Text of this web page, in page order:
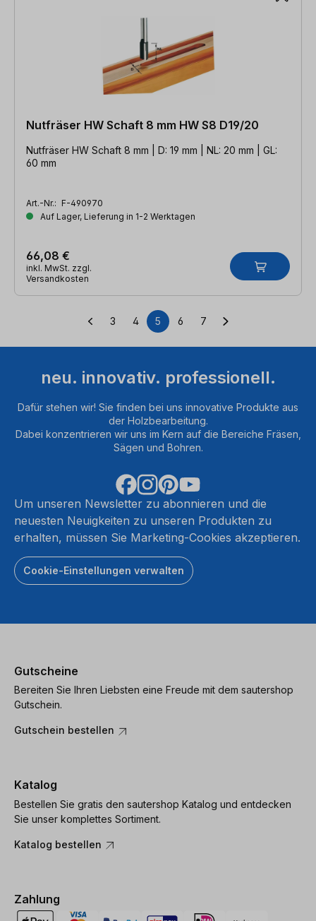
Nutfräser HW Schaft 8 mm HW S8 D19/20
Nutfräser HW Schaft 8 mm | D: 19 mm | NL: 20 mm | GL:
60 mm
Art.-Nr.: F-490970
Auf Lager, Lieferung in 1-2 Werktagen
66,08 €
inkl. MwSt. zzgl.
Versandkosten
Seite
3 Seite
4 Seite
5 Seite
6 Seite
7
neu. innovativ. professionell.
Dafür stehen wir! Sie finden bei uns innovative Produkte aus
der Holzbearbeitung.
Dabei konzentrieren wir uns im Kern auf die Bereiche Fräsen,
Sägen und Bohren.
Um unseren Newsletter zu abonnieren und die
neuesten Neuigkeiten zu unseren Produkten zu
erhalten, müssen Sie Marketing-Cookies akzeptieren.
Cookie-Einstellungen verwalten
Gutscheine
Bereiten Sie Ihren Liebsten eine Freude mit dem sautershop
Gutschein.
Gutschein bestellen
Katalog
Bestellen Sie gratis den sautershop Katalog und entdecken
Sie unser komplettes Sortiment.
Katalog bestellen
Zahlung